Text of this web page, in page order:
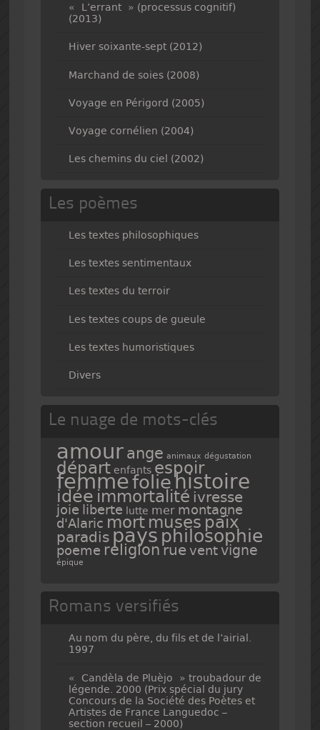
« L’errant » (processus cognitif)
(2013)
Hiver soixante-sept (2012)
Marchand de soies (2008)
Voyage en Périgord (2005)
Voyage cornélien (2004)
Les chemins du ciel (2002)
Les poèmes
Les textes philosophiques
Les textes sentimentaux
Les textes du terroir
Les textes coups de gueule
Les textes humoristiques
Divers
Le nuage de mots-clés
amour ange animaux dégustation
départ enfants espoir
femmefoliehistoire
idée immortalité ivresse
joie liberte lutte mer montagne
d'Alaric mort muses paix
paradis pays philosophie
poeme religion rue vent vigne
épique
Romans versifiés
Au nom du père, du fils et de l’airial.
1997
« Candèla de Pluèjo » troubadour de
légende. 2000 (Prix spécial du jury
Concours de la Société des Poètes et
Artistes de France Languedoc –
section recueil – 2000)